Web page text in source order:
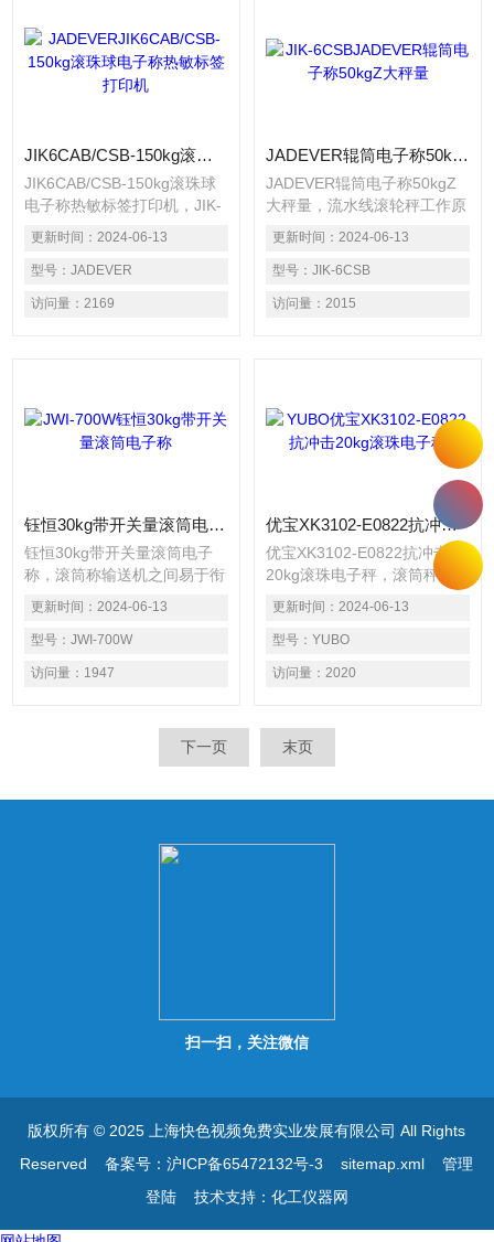
简单,稳定可靠,经久耐用,安装
灵活,价格便宜,不耗动力而倍
JIK6CAB/CSB-150kg滚珠球电子称热敏标签打印机
JIK6CAB/CSB-150kg滚珠球
电子称热敏标签打印机，JIK-
6CAB称重显示控制器 流水线
滚轮秤工作原理：靠外力（也
称"外力式辊道"）或重力（也
称"重力式辊道"）作用于输送
物品,使物品按辊道路径运输,
倍受欢迎,获得了非常广泛的
更新时间： 2024-06-13
型号： JADEVER
访问量： 2169
JADEVER辊筒电子称50kgZ大秤量
JADEVER辊筒电子称50kgZ
大秤量，流水线滚轮秤工作原
理：靠外力（也称"外力式辊
道"）或重力（也称"重力式辊
道"）作用于输送物品,使物品
按辊道路径运输,完成输送任
务。无动力辊道输送机,尤其
更新时间： 2024-06-13
型号： JIK-6CSB
访问量： 2015
钰恒30kg带开关量滚筒电子称
钰恒30kg带开关量滚筒电子
称，滚筒称输送机之间易于衔
接过滤，可用多条滚筒线及其
它输送设备或专机组成复杂的
物流输送系统，完成多方面的
工艺需要。可采用积放滚筒实
现物料的堆积输送。滚筒输送
更新时间： 2024-06-13
型号： JWI-700W
访问量： 1947
优宝XK3102-E0822抗冲击20kg滚珠电子秤
优宝XK3102-E0822抗冲击
20kg滚珠电子秤，滚筒秤流
水线适用于各类箱、包、托盘
等件货的输送，散料、小件物
品或不规则的物品需放在托盘
上或周转箱内输送。流水线电
子秤，滚筒输送称，定量检测
更新时间： 2024-06-13
型号： YUBO
访问量： 2020
下一页 末页
扫一扫，关注微信
版权所有 © 2025 上海快色视频免费实业发展有限公司 All Rights
Reserved备案号：沪ICP备65472132号-3 sitemap.xml
管理
登陆技术支持： 化工仪器网